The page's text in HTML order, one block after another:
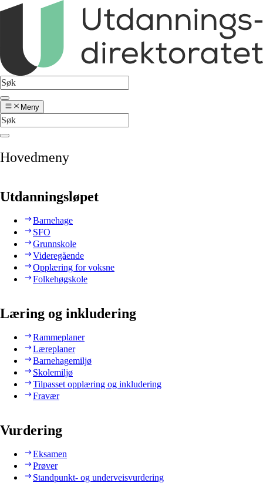
Meny
Hovedmeny
Utdanningsløpet
Barnehage
SFO
Grunnskole
Videregående
Opplæring for voksne
Folkehøgskole
Læring og inkludering
Rammeplaner
Læreplaner
Barnehagemiljø
Skolemiljø
Tilpasset opplæring og inkludering
Fravær
Vurdering
Eksamen
Prøver
Standpunkt- og underveisvurdering